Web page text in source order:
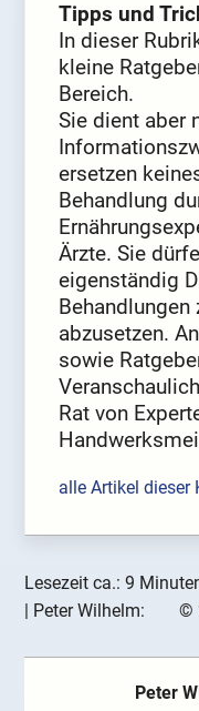
Tipps und
In dieser
kleine
Bereich.
Sie dient aber
ersetzen
Behandlung
Ärzte. Sie
eigenständig
Behandlungen
abzusetzen.
sowie
Rat von
alle Artikel dieser
Lesezeit ca.: 9
Peter Wilhelm: ©
Peter